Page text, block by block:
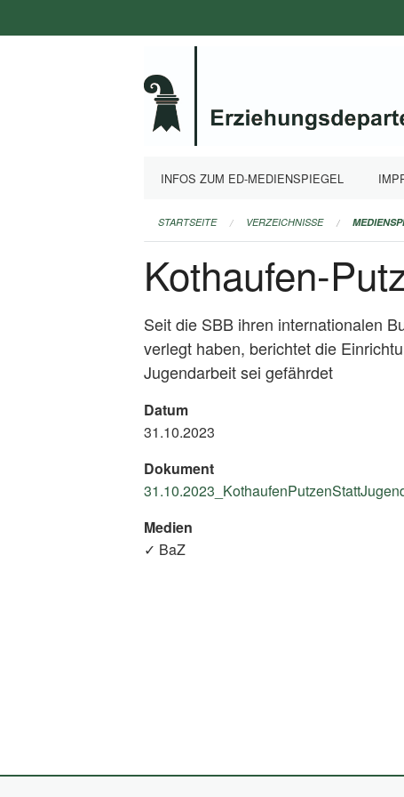
überspringen
INFOS ZUM ED-MEDIENSPIEGEL
STARTSEITE VERZEICHNISSE
Kothaufen-
Seit die SBB ihren internationalen
verlegt haben, berichtet die
Jugendarbeit sei gefährdet
Datum
31.10.2023
Dokument
Medien
✓ BaZ